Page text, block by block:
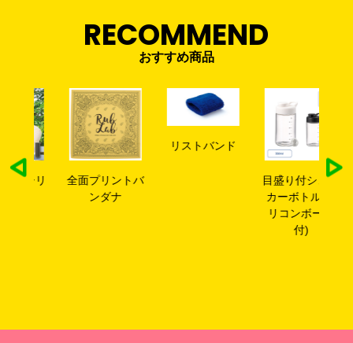
RECOMMEND
おすすめ商品
全面プリントバ
ンダナ
リストバンド
目盛り付シェイ
カーボトル(シ
リコンボール